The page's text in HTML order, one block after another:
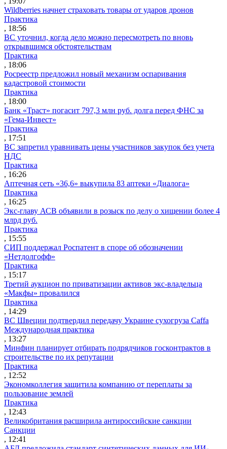
Wildberries начнет страховать товары от ударов дронов
Практика
, 18:56
ВС уточнил, когда дело можно пересмотреть по вновь
открывшимся обстоятельствам
Практика
, 18:06
Росреестр предложил новый механизм оспаривания
кадастровой стоимости
Практика
, 18:00
Банк «Траст» погасит 797,3 млн руб. долга перед ФНС за
«Гема-Инвест»
Практика
, 17:51
ВС запретил уравнивать цены участников закупок без учета
НДС
Практика
, 16:26
Аптечная сеть «36,6» выкупила 83 аптеки «Диалога»
Практика
, 16:25
Экс-главу АСВ объявили в розыск по делу о хищении более 4
млрд руб.
Практика
, 15:55
СИП поддержал Роспатент в споре об обозначении
«Нетдолгофф»
Практика
, 15:17
Третий аукцион по приватизации активов экс-владельца
«Макфы» провалился
Практика
, 14:29
ВС Швеции подтвердил передачу Украине сухогруза Caffa
Международная практика
, 13:27
Минфин планирует отбирать подрядчиков госконтрактов в
строительстве по их репутации
Практика
, 12:52
Экономколлегия защитила компанию от переплаты за
пользование землей
Практика
, 12:43
Великобритания расширила антироссийские санкции
Санкции
, 12:41